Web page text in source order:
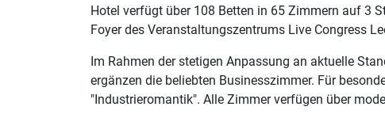
Hotel verfügt über 108 Betten in 65 Zimmern auf 3
Foyer des Veranstaltungszentrums Live Congress
Im Rahmen der stetigen Anpassung an aktuelle
ergänzen die beliebten Businesszimmer. Für
"Industrieromantik". Alle Zimmer verfügen über